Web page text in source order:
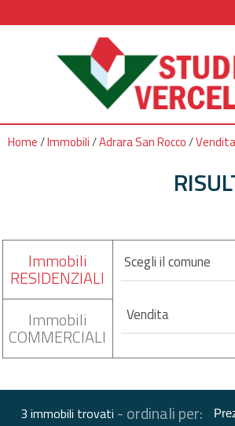
Home/Immobili/Adrara San Rocco/Vendita
Immobili
RESIDENZIALI
Immobili
COMMERCIALI
Scegli il comune
Vendita
3 immobili trovati -ordinali per: